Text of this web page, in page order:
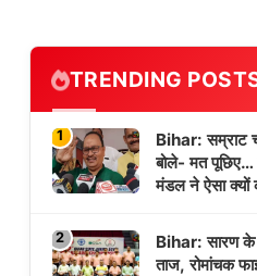
TRENDING
1
Bihar: सम्राट
बोले- मत पूछिए…
मंडल ने ऐसा क्यों
2
Bihar: सारण के
ताज, रोमांचक